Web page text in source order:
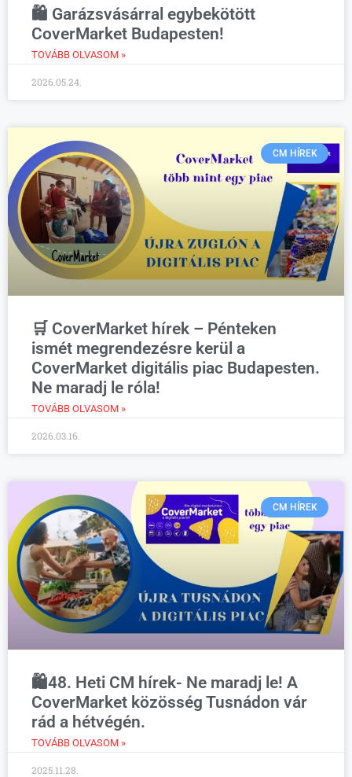
🛍️ Garázsvásárral egybekötött
CoverMarket Budapesten!
TOVÁBB OLVASOM »
2026.05.24.
CM HÍREK
🛒 CoverMarket hírek – Pénteken
ismét megrendezésre kerül a
CoverMarket digitális piac Budapesten.
Ne maradj le róla!
TOVÁBB OLVASOM »
2026.03.16.
CM HÍREK
🛍️48. Heti CM hírek- Ne maradj le! A
CoverMarket közösség Tusnádon vár
rád a hétvégén.
TOVÁBB OLVASOM »
2025.11.28.